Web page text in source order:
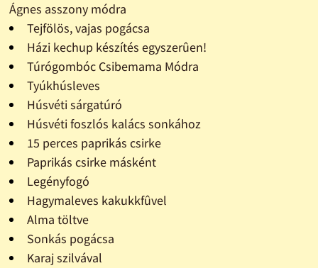
Ágnes asszony módra
Tejfölös, vajas pogácsa
Házi kechup készítés egyszerûen!
Túrógombóc Csibemama Módra
Tyúkhúsleves
Húsvéti sárgatúró
Húsvéti foszlós kalács sonkához
15 perces paprikás csirke
Paprikás csirke másként
Legényfogó
Hagymaleves kakukkfûvel
Alma töltve
Sonkás pogácsa
Karaj szilvával